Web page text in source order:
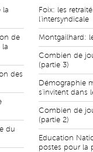
la
de
la
des
du
Foix: les
l'intersyndicale
Montgailhard:
Combien de
(partie 3)
Démographie
s'invitent dans
Combien de
(partie 2)
Education
postes pour la